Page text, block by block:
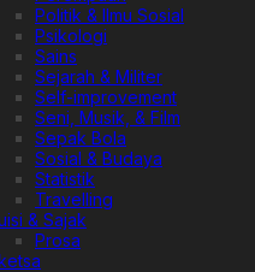
Politik & Ilmu Sosial
Psikologi
Sains
Sejarah & Militer
Self-improvement
Seni, Musik, & Film
Sepak Bola
Sosial & Budaya
Statistik
Travelling
& Sajak
Prosa